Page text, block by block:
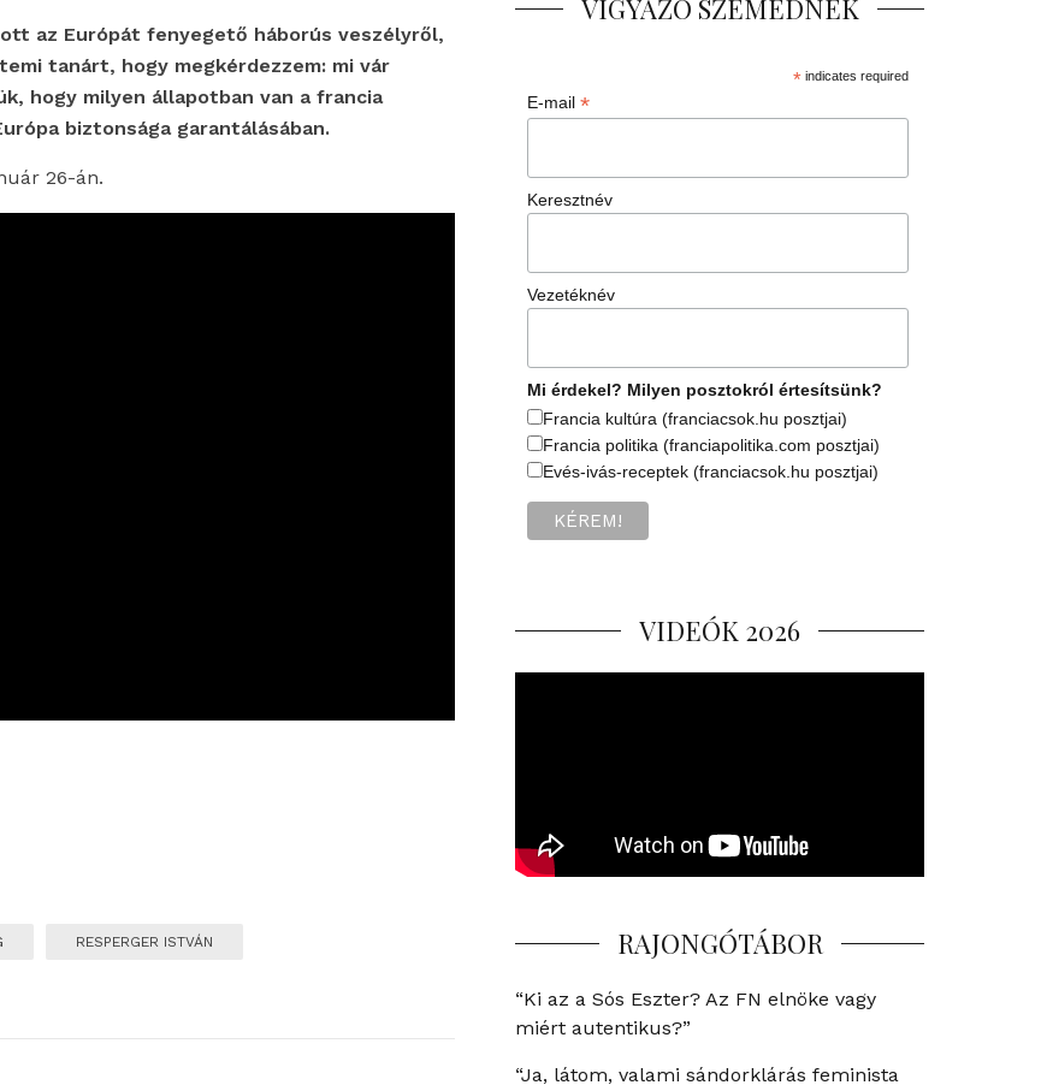
az Európát fenyegető háborús veszélyről,
tanárt, hogy megkérdezzem: mi vár
hogy milyen állapotban van a francia
biztonsága garantálásában.
26-án.
RESPERGER ISTVÁN
VIGYÁZÓ SZEMEDNEK
*indicates required
E-mail*
Keresztnév
Vezetéknév
Mi érdekel? Milyen posztokról értesítsünk?
Francia kultúra (franciacsok.hu posztjai)
Francia politika (franciapolitika.com posztjai)
Evés-ivás-receptek (franciacsok.hu posztjai)
VIDEÓK 2026
RAJONGÓTÁBOR
“Ki az a Sós Eszter? Az FN elnöke vagy
miért autentikus?”
“Ja, látom, valami sándorklárás feminista